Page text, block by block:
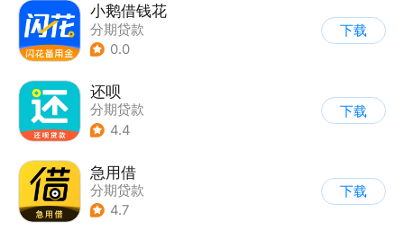
小鹅借钱花
分期贷款
0.0
下载
还呗
分期贷款
4.4
下载
急用借
分期贷款
4.7
下载